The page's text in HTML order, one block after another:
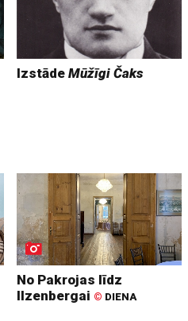
IzstādeMūžīgi Čaks
No Pakrojas līdz
Ilzenbergai © DIENA